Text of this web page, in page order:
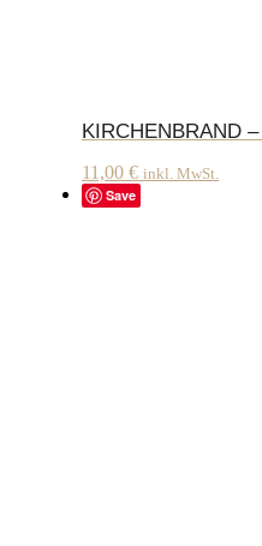
KIRCHENBRAND
11,00 € inkl. MwSt.
Save